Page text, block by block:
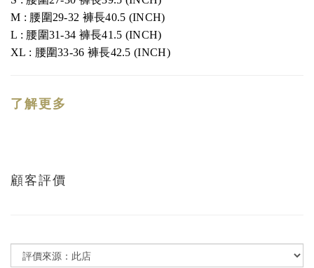
M : 腰圍29-32 褲長40.5 (INCH)
L : 腰圍31-34 褲長41.5 (INCH)
XL : 腰圍33-36 褲長42.5 (INCH)
了解更多
顧客評價